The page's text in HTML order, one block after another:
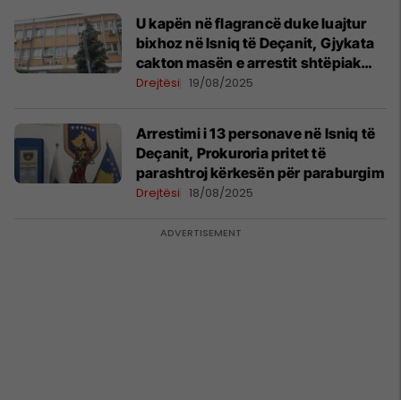
U kapën në flagrancë duke luajtur
bixhoz në Isniq të Deçanit, Gjykata
cakton masën e arrestit shtëpiak
për të dyshuarit
Drejtësi 19/08/2025
Arrestimi i 13 personave në Isniq të
Deçanit, Prokuroria pritet të
parashtroj kërkesën për paraburgim
Drejtësi 18/08/2025